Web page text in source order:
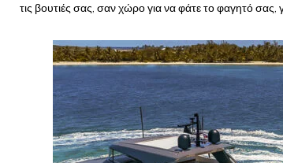
τις βουτιές σας, σαν χώρο για να φάτε το φαγητό